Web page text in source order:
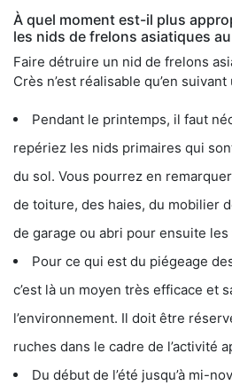
À quel moment est-il plus
les nids de frelons asiatiques
Faire détruire un nid de frelons
Crès n’est réalisable qu’en
Pendant le printemps, il faut
repériez les nids primaires qui
du sol. Vous pourrez en
de toiture, des haies, du mobilier
de garage ou abri pour ensuite
Pour ce qui est du piégeage
c’est là un moyen très efficace et
l’environnement. Il doit être
ruches dans le cadre de l’activité
Du début de l’été jusqu’à mi-